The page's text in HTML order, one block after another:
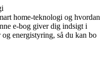
home-teknologi og hvordan
e-bog giver dig indsigt i
energistyring, så du kan bo